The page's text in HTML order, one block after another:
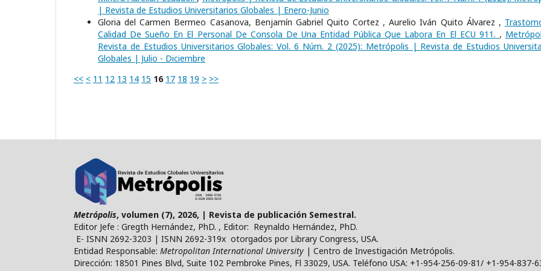
| Revista de Estudios Universitarios Globales | Enero-Junio
Gloria del Carmen Bermeo Casanova, Benjamín Gabriel Quito Cortez , Aurelio Iván Quito Álvarez ,
Calidad De Sueño En El Personal De Consola De Una Entidad Pública Que Labora En El ECU 911. ,
Revista de Estudios Universitarios Globales: Vol. 6 Núm. 2 (2025): Metrópolis | Revista de Estudios
Globales | Julio - Diciembre
<< < 11 12 13 14 15 16 17 18 19 > >>
Metrópolis, volumen (7), 2026, | Revista de publicación Semestral.
Editor Jefe : Gregth Hernández, PhD. , Editor: Reynaldo Hernández, PhD.
E- ISNN 2692-3203 | ISNN 2692-319x otorgados por Library Congress, USA.
Entidad Responsable: Metropolitan International University | Centro de Investigación Metrópolis.
Dirección: 18501 Pines Blvd, Suite 102 Pembroke Pines, Fl 33029, USA. Teléfono USA: +1-954-256-09-81/ +1-954-837-